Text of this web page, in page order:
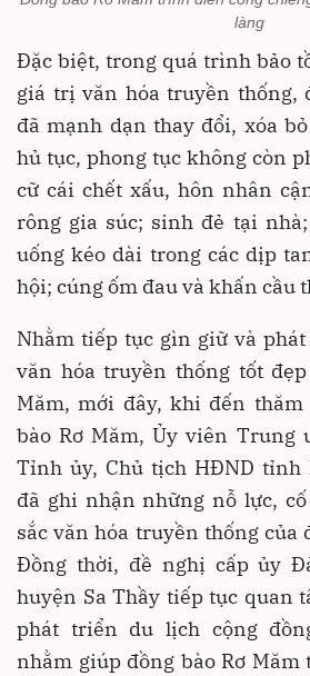
làng
Đặc biệt, trong quá trình bảo
giá trị văn hóa truyền thống,
đã mạnh dạn thay đổi, xóa
hủ tục, phong tục không còn
cữ cái chết xấu, hôn nhân
rông gia súc; sinh đẻ tại
uống kéo dài trong các dịp
hội; cúng ốm đau và khấn cầu
Nhằm tiếp tục gìn giữ và
văn hóa truyền thống tốt
Măm, mới đây, khi đến
bào Rơ Măm, Ủy viên Trung
Tỉnh ủy, Chủ tịch HĐND tỉnh
đã ghi nhận những nỗ lực,
sắc văn hóa truyền thống của
Đồng thời, đề nghị cấp ủy
huyện Sa Thầy tiếp tục quan
phát triển du lịch cộng
nhằm giúp đồng bào Rơ